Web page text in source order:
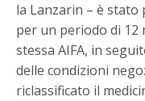
la Lanzarin – è stato
per un periodo di 12
stessa AIFA, in
delle condizioni
riclassificato il